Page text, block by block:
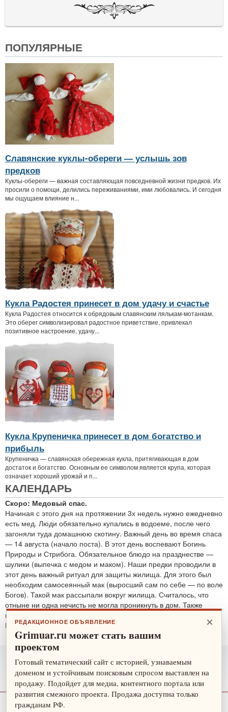
ПОПУЛЯРНЫЕ
Славянские куклы-обереги — услышь зов
предков
Куклы-обереги — важная составляющая повседневной жизни предков. Их
просили о помощи, делились переживаниями, ими любовались. И сегодня
мы ощущаем влияние н...
Кукла Радостея принесет в дом удачу и счастье
Кукла Радостея относится к обрядовым славянским лялькам-мотанкам.
Это оберег символизировал радостное приветствие, привлекал
позитивное настроение, удачу...
Кукла Крупеничка принесет в дом богатство и
прибыль
Крупеничка — славянская обережная кукла, притягивающая в дом
достаток и богатство. Основным ее символом является крупа, которая
означает хороший урожай и п...
КАЛЕНДАРЬ
Скоро: Медовый спас.
Начиная с этого дня на протяжении 3х недель нужно ежедневно
есть мед. Люди обязательно купались в водоеме, после чего
загоняли туда домашнюю скотину. Важный день во время спаса
— 14 августа (начало поста). В этот день воспевают Богинь
Природы и Стрибога. Обязательное блюдо на празднестве —
шулики (выпечка с медом и маком). Наши предки проводили в
этот день важный ритуал для защиты жилища. Для этого был
необходим самосеянный мак (выросший сам по себе — по воле
Богов). Такой мак рассыпали вокруг жилища. Считалось, что
отныне ни одна нечисть не могла проникнуть в дом. Также
проводятся обряды для защиты от злобных духов.
По теме:защитные ритуалы ×
РЕДАКЦИОННОЕ ОБЪЯВЛЕНИЕ
Grimuar.ru может стать вашим
проектом
Готовый тематический сайт с историей, узнаваемым
доменом и устойчивым поисковым спросом выставлен на
продажу. Подойдет для медиа, контентного портала или
развития смежного проекта. Продажа доступна только
гражданам РФ.